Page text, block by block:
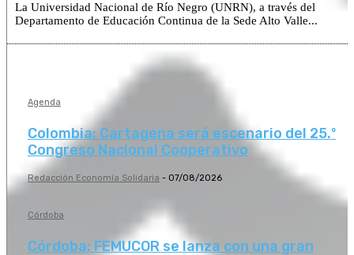
La Universidad Nacional de Río Negro (UNRN), a través del
Departamento de Educación Continua de la Sede Alto Valle...
Agenda
Colombia: Cartagena será escenario del 25.º
Congreso Nacional Cooperativo
Redacción Economía Solidaria - 07/08/2026
Córdoba
Córdoba: FEMUCOR se lanza con una gran